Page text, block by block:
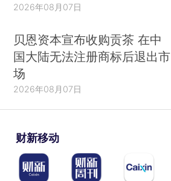
2026年08月07日
贝恩资本宣布收购贡茶 在中
国大陆无法注册商标后退出市
场
2026年08月07日
财新移动